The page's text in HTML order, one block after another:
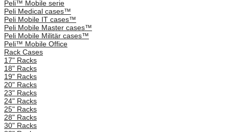
Peli™ Mobile serie
Peli Medical cases™
Peli Mobile IT cases™
Peli Mobile Master cases™
Peli Mobile Militär cases™
Peli™ Mobile Office
Rack Cases
17" Racks
18" Racks
19" Racks
20" Racks
23" Racks
24" Racks
25" Racks
28" Racks
30" Racks